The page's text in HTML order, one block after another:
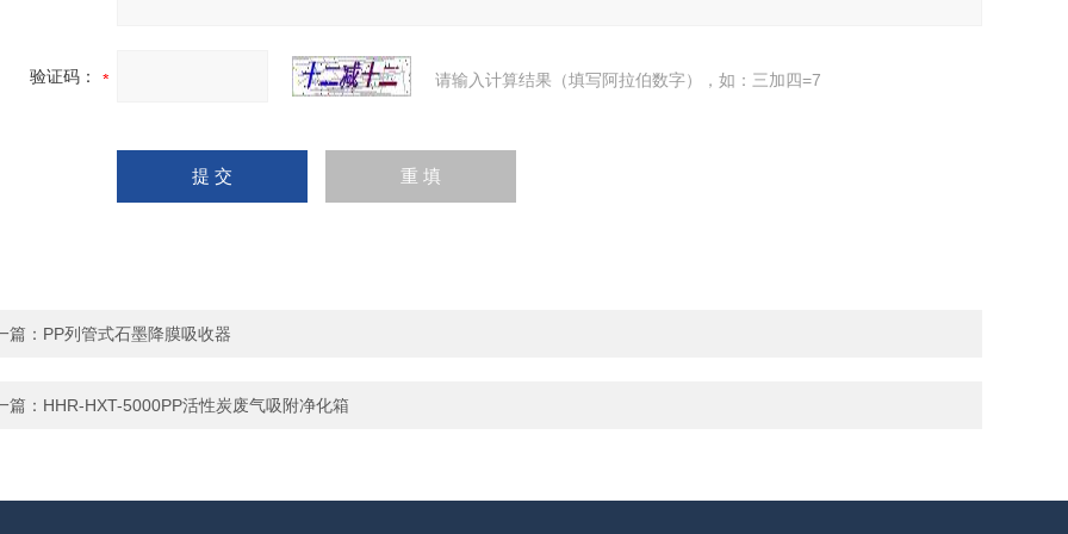
验证码： 请输入计算结果（填写阿拉伯数字），如：三加四=7
篇： PP列管式石墨降膜吸收器
篇： HHR-HXT-5000PP活性炭废气吸附净化箱